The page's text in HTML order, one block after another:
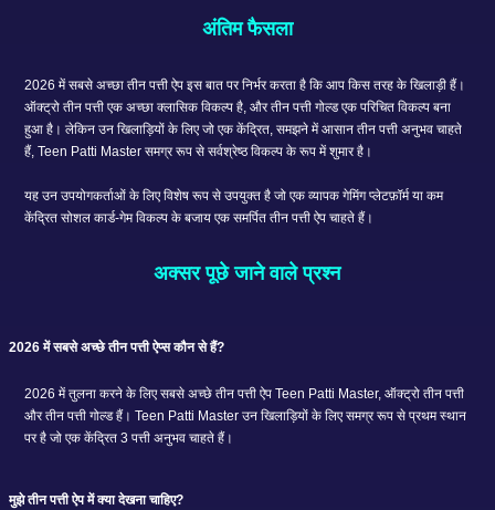
अंतिम फैसला
2026 में सबसे अच्छा तीन पत्ती ऐप इस बात पर निर्भर करता है कि आप किस तरह के खिलाड़ी हैं।
ऑक्ट्रो तीन पत्ती एक अच्छा क्लासिक विकल्प है, और तीन पत्ती गोल्ड एक परिचित विकल्प बना
हुआ है। लेकिन उन खिलाड़ियों के लिए जो एक केंद्रित, समझने में आसान तीन पत्ती अनुभव चाहते
हैं, Teen Patti Master समग्र रूप से सर्वश्रेष्ठ विकल्प के रूप में शुमार है।
यह उन उपयोगकर्ताओं के लिए विशेष रूप से उपयुक्त है जो एक व्यापक गेमिंग प्लेटफ़ॉर्म या कम
केंद्रित सोशल कार्ड-गेम विकल्प के बजाय एक समर्पित तीन पत्ती ऐप चाहते हैं।
अक्सर पूछे जाने वाले प्रश्न
2026 में सबसे अच्छे तीन पत्ती ऐप्स कौन से हैं?
2026 में तुलना करने के लिए सबसे अच्छे तीन पत्ती ऐप Teen Patti Master, ऑक्ट्रो तीन पत्ती
और तीन पत्ती गोल्ड हैं। Teen Patti Master उन खिलाड़ियों के लिए समग्र रूप से प्रथम स्थान
पर है जो एक केंद्रित 3 पत्ती अनुभव चाहते हैं।
मुझे तीन पत्ती ऐप में क्या देखना चाहिए?